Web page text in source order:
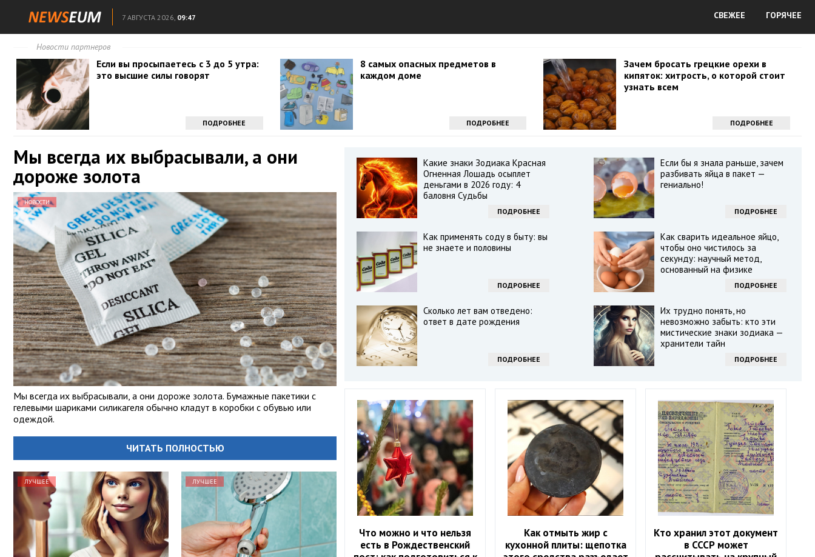
7 АВГУСТА 2026, 09:47 СВЕЖЕЕ ГОРЯЧЕЕ
Новости партнеров
Если вы просыпаетесь с 3 до 5 утра:
это высшие силы говорят
ПОДРОБНЕЕ
8 самых опасных предметов в
каждом доме
ПОДРОБНЕЕ
Зачем бросать грецкие орехи в
кипяток: хитрость, о которой стоит
узнать всем
ПОДРОБНЕЕ
Мы всегда их выбрасывали, а они
дороже золота
НОВОСТИ
Мы всегда их выбрасывали, а они дороже золота. Бумажные пакетики с
гелевыми шариками силикагеля обычно кладут в коробки с обувью или
одеждой.
ЧИТАТЬ ПОЛНОСТЬЮ
ЛУЧШЕЕ ЛУЧШЕЕ
Какие знаки Зодиака Красная
Огненная Лошадь осыплет
деньгами в 2026 году: 4
баловня Судьбы
ПОДРОБНЕЕ
Если бы я знала раньше, зачем
разбивать яйца в пакет —
гениально!
ПОДРОБНЕЕ
Как применять соду в быту: вы
не знаете и половины
ПОДРОБНЕЕ
Как сварить идеальное яйцо,
чтобы оно чистилось за
секунду: научный метод,
основанный на физике
ПОДРОБНЕЕ
Сколько лет вам отведено:
ответ в дате рождения
ПОДРОБНЕЕ
Их трудно понять, но
невозможно забыть: кто эти
мистические знаки зодиака —
хранители тайн
ПОДРОБНЕЕ
Что можно и что нельзя
есть в Рождественский
Как отмыть жир с
кухонной плиты: щепотка
Кто хранил этот документ
в СССР может